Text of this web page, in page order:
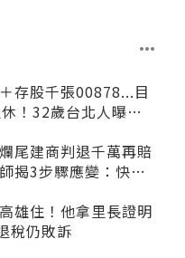
存股千張00878...目
！32歲台北人曝：
尾建商判退千萬再賠
揭3步驟應變：快通
雄住！他拿里長證明
稅仍敗訴